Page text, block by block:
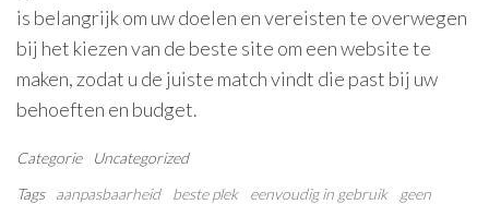
is belangrijk om uw doelen en vereisten te overwegen
bij het kiezen van de beste site om een website te
maken, zodat u de juiste match vindt die past bij uw
behoeften en budget.
Categorie
Uncategorized
Tags
aanpasbaarheid beste plek eenvoudig in gebruik geen